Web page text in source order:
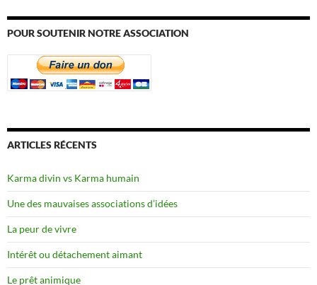
POUR SOUTENIR NOTRE ASSOCIATION
ARTICLES RÉCENTS
Karma divin vs Karma humain
Une des mauvaises associations d’idées
La peur de vivre
Intérêt ou détachement aimant
Le prêt animique